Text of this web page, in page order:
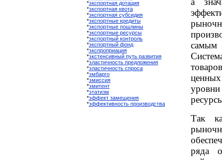
*экспортная дотация
*экспортная квота
*экспортная субсидия
*экспортные кредиты
*экспортные пошлины
*экспортные ресурсы
*экспортный контроль
*экспортный фонд
*экспроприация
*экстенсивный путь развития
*эластичность предложения
*эластичность спроса
*эмбарго
*эмиссия
*эмитент
*этатизм
*эффект замещения
*эффективность производства
самым
Так
ряда